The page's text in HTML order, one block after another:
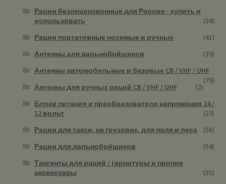
Рации безлицензионные для России - купить и
использовать
(34)
Рации портативные носимые и ручные
(41)
Антенны для дальнобойщиков
(39)
Антенны автомобильные и базовые CB / VHF / UHF
(76)
Антенны для ручных раций CB / VHF / UHF
(2)
Блоки питания и преобразователи напряжения 24 /
12 вольт
(23)
Рации для такси, на грузовик, для поля и леса
(58)
Рации для дальнобойщиков
(54)
Тангенты для раций / гарнитуры и прочие
аксессуары
(35)